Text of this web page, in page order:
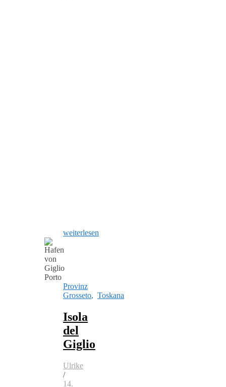
weiterlesen
Provinz
Grosseto, Toskana
Isola
del
Giglio
Ulrike
/
14.